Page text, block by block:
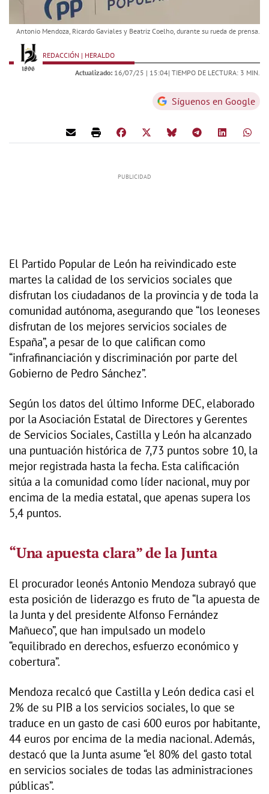
Antonio Mendoza, Ricardo Gaviales y Beatriz Coelho, durante su rueda de prensa.
REDACCIÓN | HERALDO
Actualizado: 16/07/25 | 15:04| TIEMPO DE LECTURA: 3 MIN.
Síguenos en Google
El Partido Popular de León ha reivindicado este
martes la calidad de los servicios sociales que
disfrutan los ciudadanos de la provincia y de toda la
comunidad autónoma, asegurando que “los leoneses
disfrutan de los mejores servicios sociales de
España”, a pesar de lo que califican como
“infrafinanciación y discriminación por parte del
Gobierno de Pedro Sánchez”.
Según los datos del último Informe DEC, elaborado
por la Asociación Estatal de Directores y Gerentes
de Servicios Sociales, Castilla y León ha alcanzado
una puntuación histórica de 7,73 puntos sobre 10, la
mejor registrada hasta la fecha. Esta calificación
sitúa a la comunidad como líder nacional, muy por
encima de la media estatal, que apenas supera los
5,4 puntos.
“Una apuesta clara” de la Junta
El procurador leonés Antonio Mendoza subrayó que
esta posición de liderazgo es fruto de “la apuesta de
la Junta y del presidente Alfonso Fernández
Mañueco”, que han impulsado un modelo
“equilibrado en derechos, esfuerzo económico y
cobertura”.
Mendoza recalcó que Castilla y León dedica casi el
2% de su PIB a los servicios sociales, lo que se
traduce en un gasto de casi 600 euros por habitante,
44 euros por encima de la media nacional. Además,
destacó que la Junta asume “el 80% del gasto total
en servicios sociales de todas las administraciones
públicas”.